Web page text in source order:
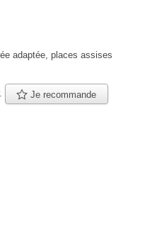
adaptée, places assises
Je recommande